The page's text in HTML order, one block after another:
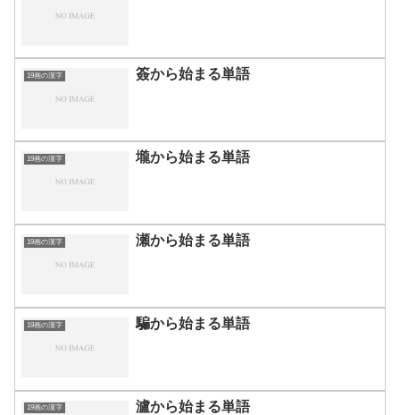
19画の漢字 簽から始まる単語
19画の漢字 壠から始まる単語
19画の漢字 瀬から始まる単語
19画の漢字 騙から始まる単語
19画の漢字 瀘から始まる単語